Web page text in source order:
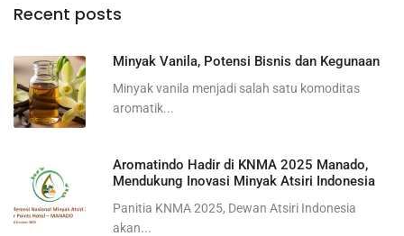
Recent posts
Minyak Vanila, Potensi Bisnis dan Kegunaan
Minyak vanila menjadi salah satu komoditas
aromatik...
Aromatindo Hadir di KNMA 2025 Manado,
Mendukung Inovasi Minyak Atsiri Indonesia
Panitia KNMA 2025, Dewan Atsiri Indonesia
akan...